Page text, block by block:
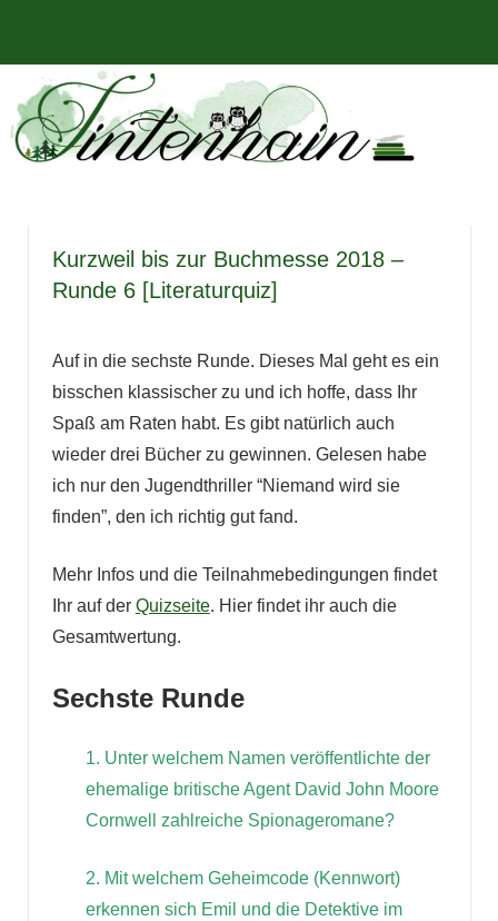
springen
Tintenhain
–
Der
Rezensionen
und
mehr
Kurzweil bis zur Buchmesse 2018 –
Runde 6 [Literaturquiz]
Auf in die sechste Runde. Dieses Mal geht es ein
bisschen klassischer zu und ich hoffe, dass Ihr
Spaß am Raten habt. Es gibt natürlich auch
wieder drei Bücher zu gewinnen. Gelesen habe
ich nur den Jugendthriller “Niemand wird sie
finden”, den ich richtig gut fand.
Mehr Infos und die Teilnahmebedingungen findet
Ihr auf der Quizseite. Hier findet ihr auch die
Gesamtwertung.
Sechste Runde
1. Unter welchem Namen veröffentlichte der
ehemalige britische Agent David John Moore
Cornwell zahlreiche Spionageromane?
2. Mit welchem Geheimcode (Kennwort)
erkennen sich Emil und die Detektive im